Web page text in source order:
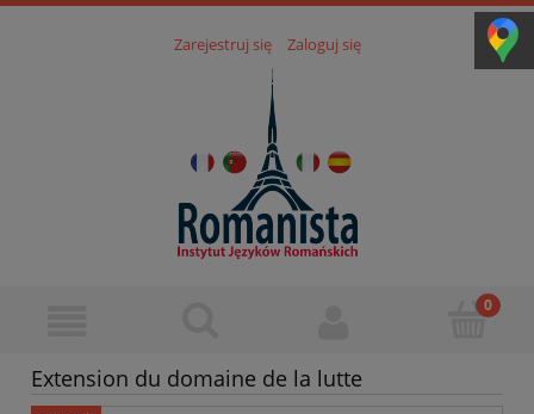
Zarejestruj się Zaloguj się
Extension du domaine de la lutte